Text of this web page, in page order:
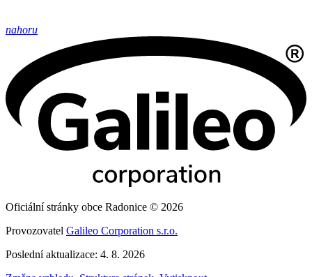
nahoru
Oficiální stránky obce Radonice © 2026
Provozovatel Galileo Corporation s.r.o.
Poslední aktualizace: 4. 8. 2026